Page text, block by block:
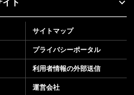
ト
サイトマップ
プライバシーポータル
利用者情報の外部送信
運営会社